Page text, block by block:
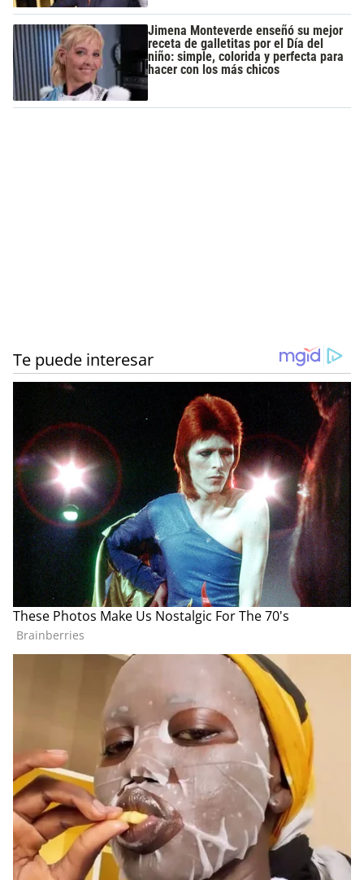
Jimena Monteverde enseñó su mejor
receta de galletitas por el Día del
niño: simple, colorida y perfecta para
hacer con los más chicos